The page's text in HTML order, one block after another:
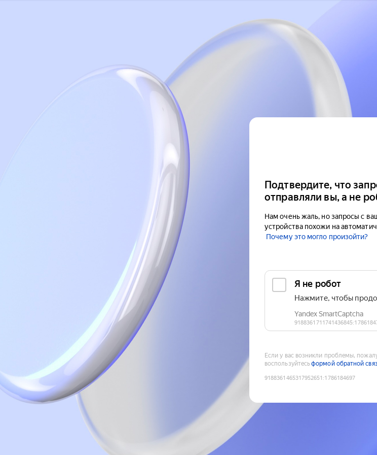
Подтвердите, что
отправляли вы, а не
Нам очень жаль, но запросы с
устройства похожи на
Почему это могло произойти?
Если у вас возникли проблемы,
воспользуйтесьформой обратной
9188361465317952651 :1786184697